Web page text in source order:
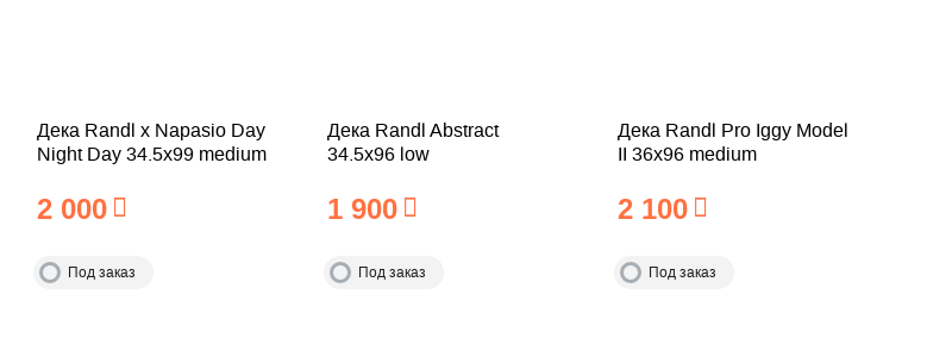
Дека Randl x Napasio Day
Night Day 34.5x99 medium
2 000
Дека Randl Abstract
34.5x96 low
1 900
Дека Randl Pro Iggy Model
II 36x96 medium
2 100
Под заказ Под заказ Под заказ